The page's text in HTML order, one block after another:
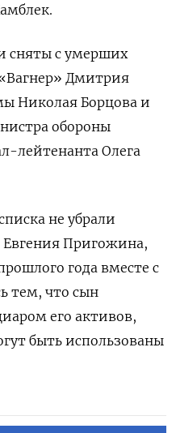
сняты с умерших
Дмитрия
Николая Борцова и
обороны
лейтенанта Олега
не убрали
Евгения Пригожина,
года вместе с
тем, что сын
его активов,
быть использованы